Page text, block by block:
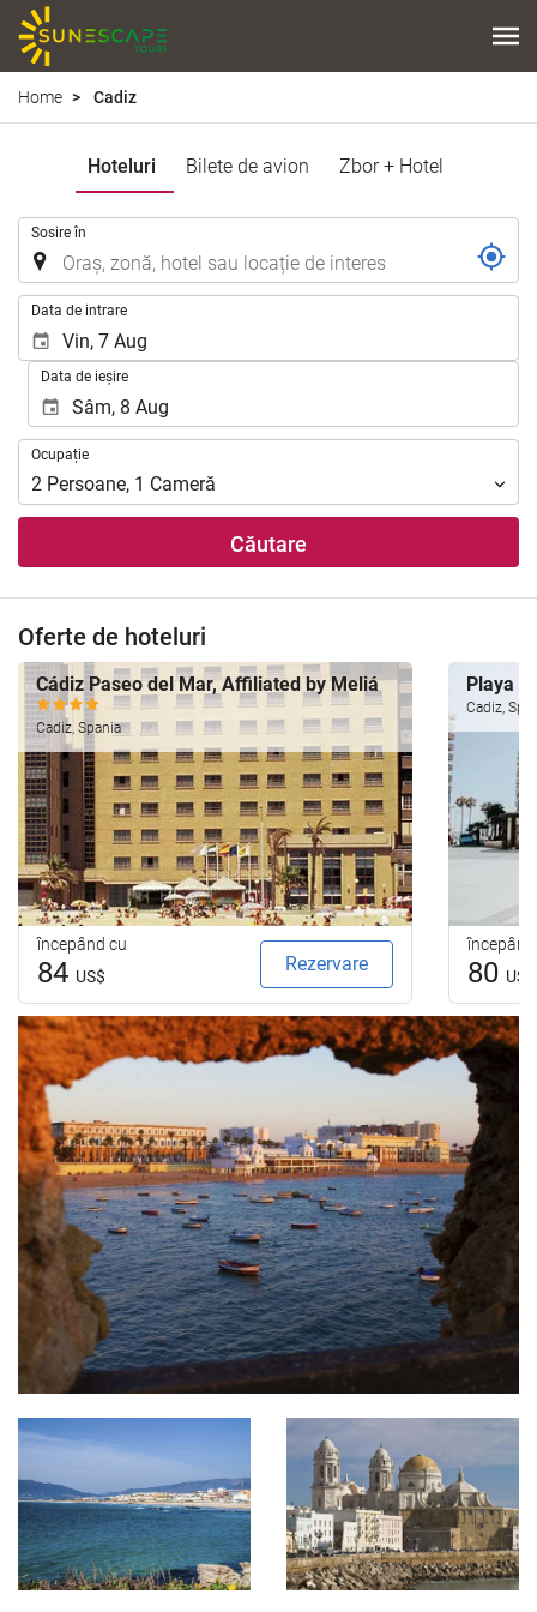
Home Cadiz
Hoteluri Bilete de avion Zbor + Hotel
Sosire în
Data de intrare
Data de ieșire
Ocupație
Ocupație
2 Persoane, 1 Cameră
Căutare
Oferte de hoteluri
Cádiz Paseo del Mar, Affiliated by Meliá
Cadiz, Spania
începând cu
84 US$
Rezervare
Playa
Cadiz,
80 US$